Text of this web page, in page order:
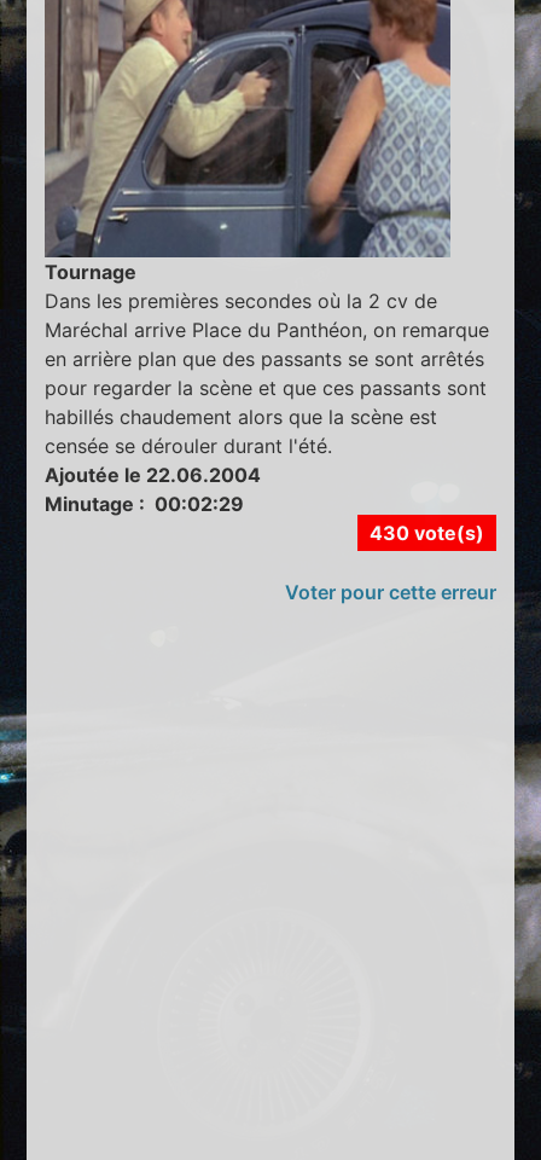
Tournage
Dans les premières secondes où la 2 cv de
Maréchal arrive Place du Panthéon, on remarque
en arrière plan que des passants se sont arrêtés
pour regarder la scène et que ces passants sont
habillés chaudement alors que la scène est
censée se dérouler durant l'été.
Ajoutée le 22.06.2004
Minutage : 00:02:29
430 vote(s)
Voter pour cette erreur